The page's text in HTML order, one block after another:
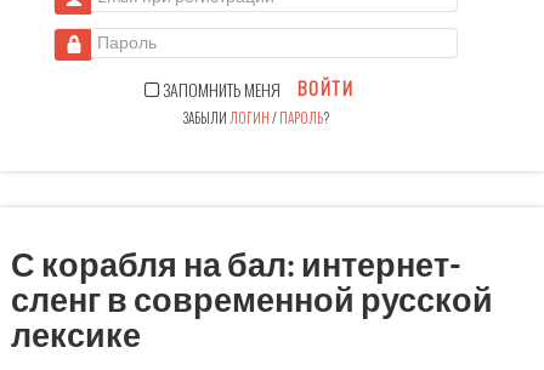
Пароль
ЗАПОМНИТЬ МЕНЯ ВОЙТИ
ЗАБЫЛИ ЛОГИН/ПАРОЛЬ?
С корабля на бал: интернет-
сленг в современной русской
лексике